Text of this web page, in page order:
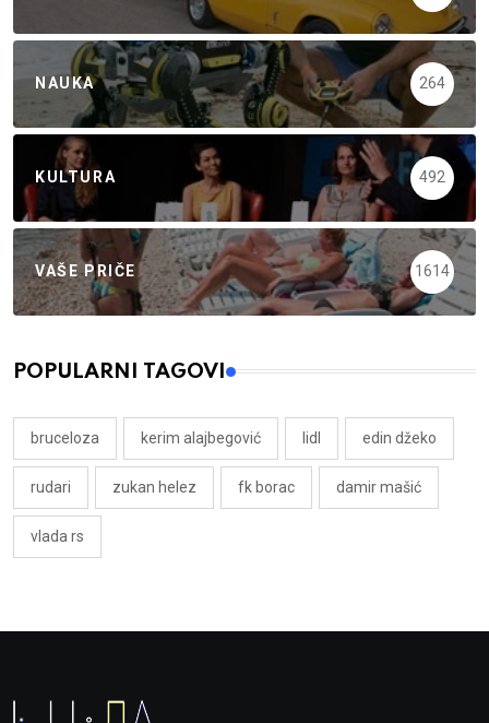
NAUKA 264
KULTURA 492
VAŠE PRIČE 1614
POPULARNI TAGOVI
bruceloza kerim alajbegović lidl edin džeko
rudari zukan helez fk borac damir mašić
vlada rs